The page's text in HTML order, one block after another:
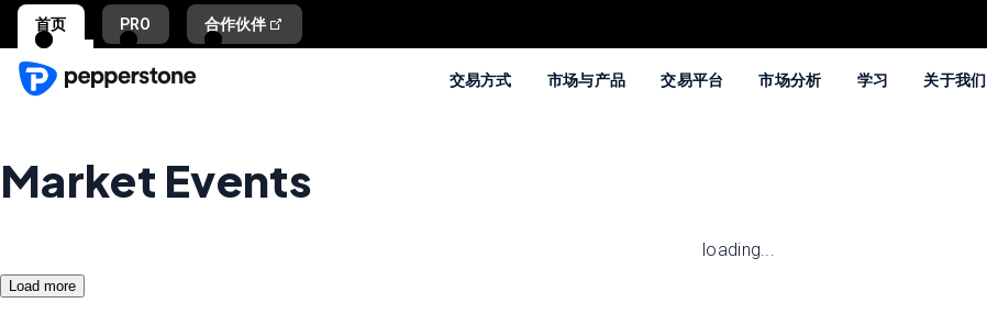
首页 PRO 合作伙伴
交易方式 市场与产品 交易平台 市场分析 学习 关于我们
Market Events
loading...
Load more